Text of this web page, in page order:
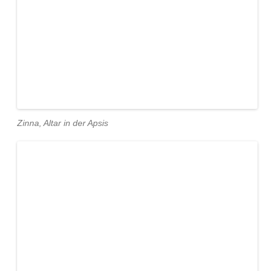
Zinna, Altar in der Apsis